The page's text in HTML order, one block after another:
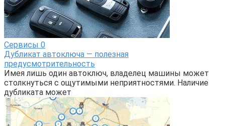
Сервисы 0
Дубликат автоключа — полезная
предусмотрительность
Имея лишь один автоключ, владелец машины может
столкнуться с ощутимыми неприятностями. Наличие
дубликата может